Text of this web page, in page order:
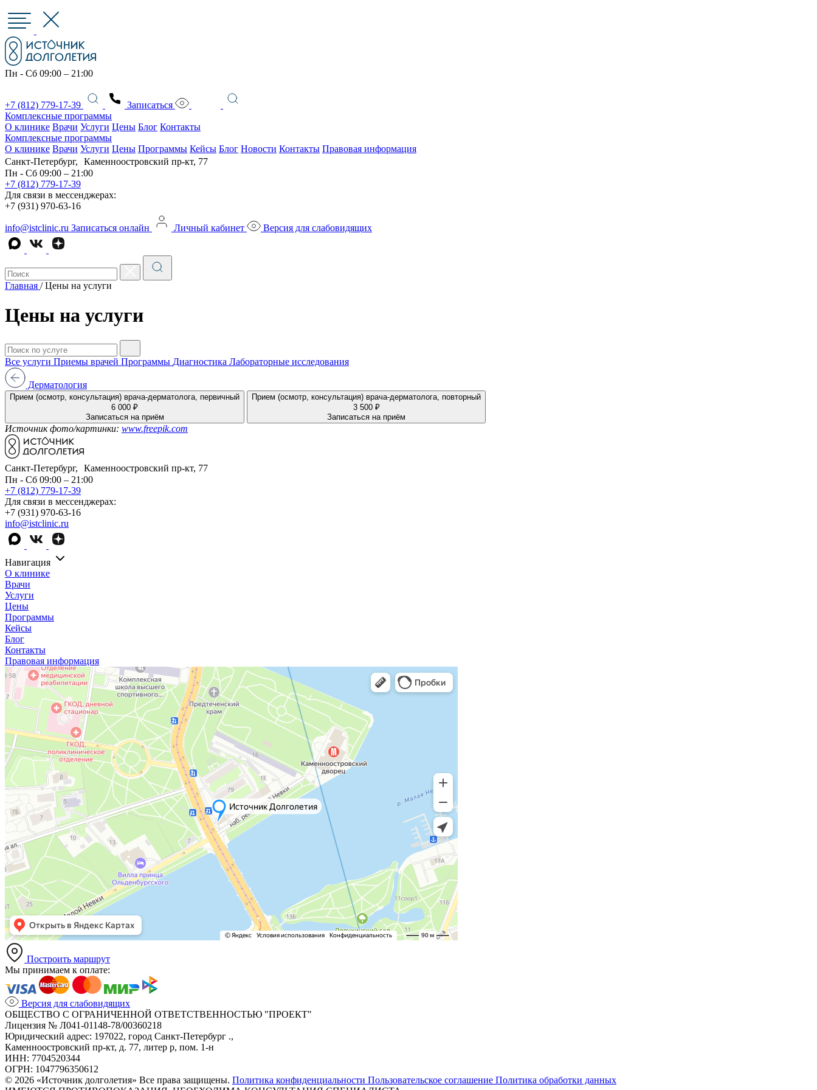
Пн - Сб 09:00 – 21:00
+7 (812) 779-17-39
Записаться
Комплексные программы
О клинике Врачи Услуги Цены Блог Контакты
Комплексные программы
О клинике Врачи Услуги Цены Программы Кейсы Блог Новости Контакты Правовая информация
Санкт-Петербург, Каменноостровский пр-кт, 77
Пн - Сб 09:00 – 21:00
+7 (812) 779-17-39
Для связи в мессенджерах:
+7 (931) 970-63-16
info@istclinic.ru Записаться онлайн Личный кабинет Версия для слабовидящих
Главная / Цены на услуги
Цены на услуги
Все услуги Приемы врачей Программы Диагностика Лабораторные исследования
Дерматология
Прием (осмотр, консультация) врача-дерматолога, первичный
6 000 ₽
Записаться на приём
Прием (осмотр, консультация) врача-дерматолога, повторный
3 500 ₽
Записаться на приём
Источник фото/картинки: www.freepik.com
Санкт-Петербург, Каменноостровский пр-кт, 77
Пн - Сб 09:00 – 21:00
+7 (812) 779-17-39
Для связи в мессенджерах:
+7 (931) 970-63-16
info@istclinic.ru
Навигация
О клинике
Врачи
Услуги
Цены
Программы
Кейсы
Блог
Контакты
Правовая информация
Построить маршрут
Мы принимаем к оплате:
Версия для слабовидящих
ОБЩЕСТВО С ОГРАНИЧЕННОЙ ОТВЕТСТВЕННОСТЬЮ "ПРОЕКТ"
Лицензия № Л041-01148-78/00360218
Юридический адрес: 197022, город Санкт-Петербург .,
Каменноостровский пр-кт, д. 77, литер р, пом. 1-н
ИНН: 7704520344
ОГРН: 1047796350612
© 2026 «Источник долголетия» Все права защищены. Политика конфиденциальности Пользовательское соглашение Политика обработки данных